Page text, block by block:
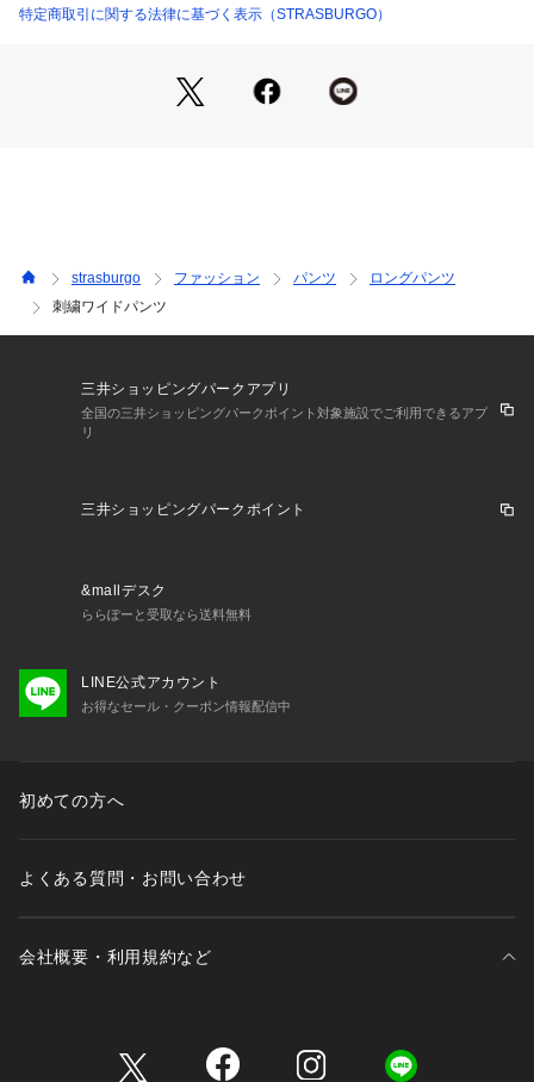
特定商取引に関する法律に基づく表示（STRASBURGO）
strasburgo ファッション パンツ
ロングパンツ
刺繍ワイドパンツ
三井ショッピングパークアプリ
全国の三井ショッピングパークポイント対象施設でご利用できるアプ
リ
三井ショッピングパークポイント
&mallデスク
ららぽーと受取なら送料無料
LINE公式アカウント
お得なセール・クーポン情報配信中
初めての方へ
よくある質問・お問い合わせ
会社概要・利用規約など